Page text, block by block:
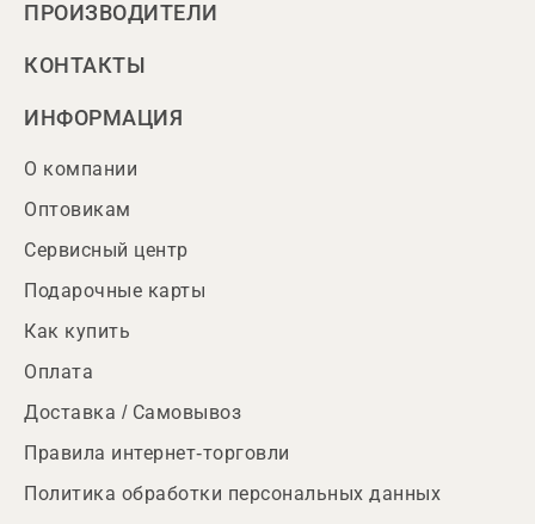
ПРОИЗВОДИТЕЛИ
КОНТАКТЫ
ИНФОРМАЦИЯ
О компании
Оптовикам
Сервисный центр
Подарочные карты
Как купить
Оплата
Доставка / Самовывоз
Правила интернет-торговли
Политика обработки персональных данных